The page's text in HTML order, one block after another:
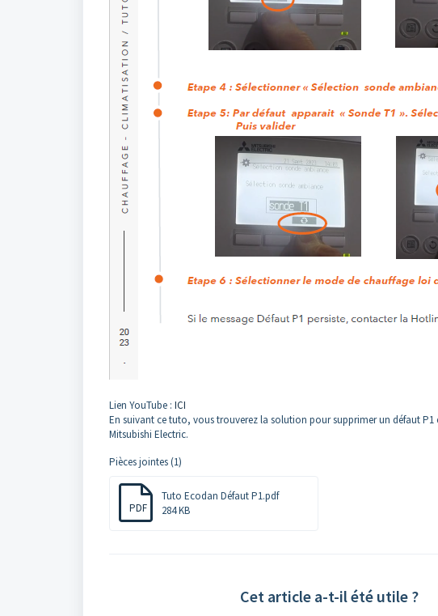
Lien YouTube : ICI
En suivant ce tuto, vous trouverez la solution pour supprimer un défaut
Mitsubishi Electric.
Pièces jointes (1)
PDF
Tuto Ecodan Défaut P1.pdf
284 KB
Cet article a-t-il été utile ?